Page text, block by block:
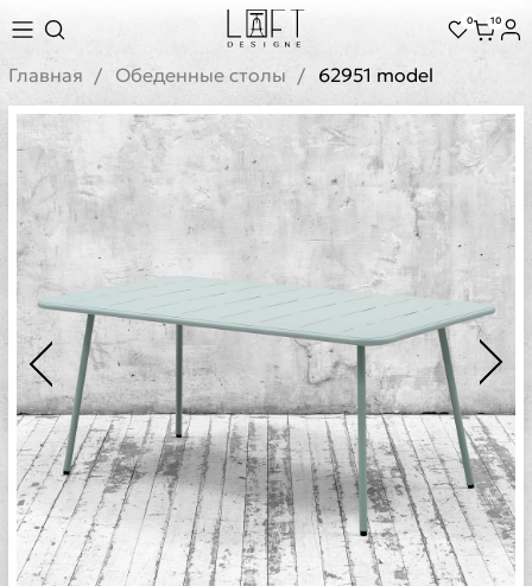
0 10
Главная Обеденные столы 62951 model